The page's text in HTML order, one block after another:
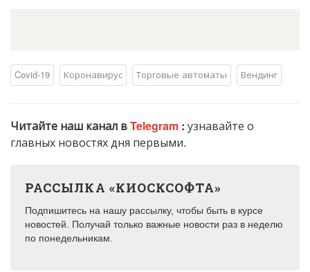
Covid-19 Коронавирус Торговые автоматы Вендинг
Читайте наш канал вTelegram : узнавайте о
главных новостях дня первыми.
РАССЫЛКА «КИОСКСОФТА»
Подпишитесь на нашу рассылку, чтобы быть в курсе
новостей. Получай только важные новости раз в неделю
по понедельникам.